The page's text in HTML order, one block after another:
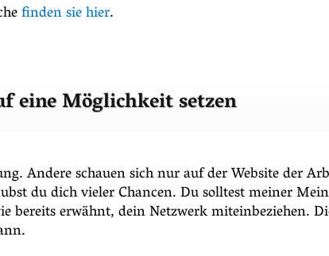
finden sie hier.
eine Möglichkeit setzen
Andere schauen sich nur auf der Website der
du dich vieler Chancen. Du solltest meiner
bereits erwähnt, dein Netzwerk miteinbeziehen.